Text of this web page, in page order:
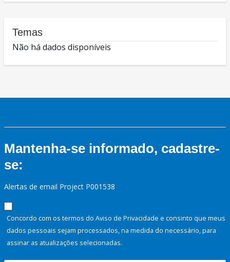
Temas
Não há dados disponíveis
Mantenha-se informado, cadastre-
se:
Alertas de email Project P001538
Concordo com os termos do Aviso de Privacidade e consinto que meus
dados pessoais sejam processados, na medida do necessário, para
assinar as atualizações selecionadas.